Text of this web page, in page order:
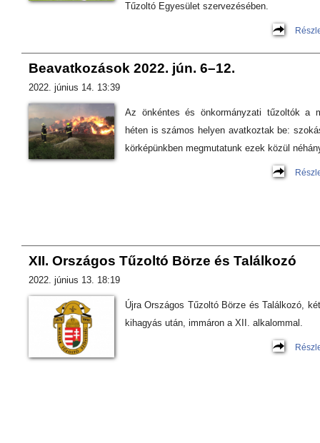
Tűzoltó Egyesület szervezésében.
Beavatkozások 2022. jún. 6–12.
2022. június 14. 13:39
Az önkéntes és önkormányzati tűzoltók a
héten is számos helyen avatkoztak be:
körképünkben megmutatunk ezek közül
XII. Országos Tűzoltó Börze és Találkozó
2022. június 13. 18:19
Újra Országos Tűzoltó Börze és Találkozó,
kihagyás után, immáron a XII. alkalommal.